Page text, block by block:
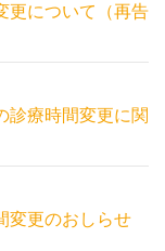
更について（再告
診療時間変更に関
変更のおしらせ